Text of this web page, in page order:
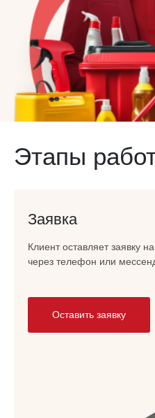
Этапы
Заявка
Клиент оставляет заявку на
через телефон или
Оставить заявку